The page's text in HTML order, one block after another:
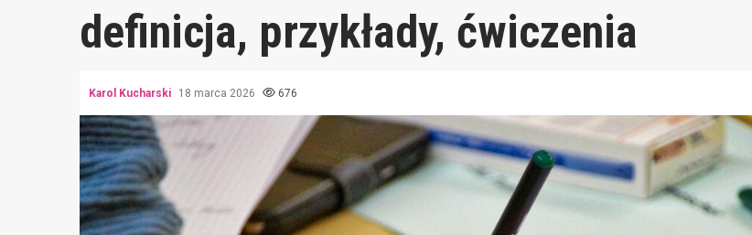
definicja, przykłady, ćwiczenia
Karol Kucharski 18 marca 2026 676